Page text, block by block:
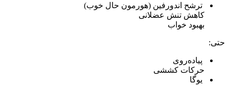
ترشح اندورفین (هورمون حال خوب)
کاهش تنش عضلانی
بهبود خواب
حتی:
پیاده‌روی
حرکات کششی
یوگا